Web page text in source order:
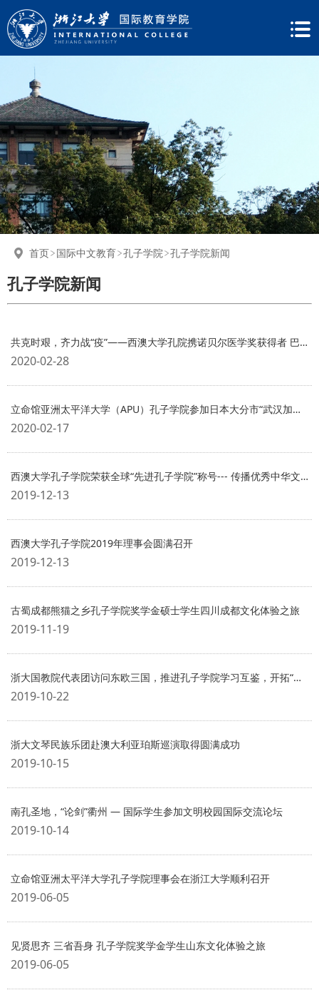
首页 国际中文教育 孔子学院 孔子学院新闻
孔子学院新闻
共克时艰，齐力战“疫”――西澳大学孔院携诺贝尔医学奖获得者 巴里・马歇尔教授为抗击疫情加油
2020-02-28
立命馆亚洲太平洋大学（APU）孔子学院参加日本大分市“武汉加油”慈善募捐活动
2020-02-17
西澳大学孔子学院荣获全球“先进孔子学院”称号--- 传播优秀中华文化，构建中澳友谊桥梁，我们在路上
2019-12-13
西澳大学孔子学院2019年理事会圆满召开
2019-12-13
古蜀成都熊猫之乡孔子学院奖学金硕士学生四川成都文化体验之旅
2019-11-19
浙大国教院代表团访问东欧三国，推进孔子学院学习互鉴，开拓“一带一路”教育交流
2019-10-22
浙大文琴民族乐团赴澳大利亚珀斯巡演取得圆满成功
2019-10-15
南孔圣地，“论剑”衢州 ― 国际学生参加文明校园国际交流论坛
2019-10-14
立命馆亚洲太平洋大学孔子学院理事会在浙江大学顺利召开
2019-06-05
见贤思齐 三省吾身 孔子学院奖学金学生山东文化体验之旅
2019-06-05